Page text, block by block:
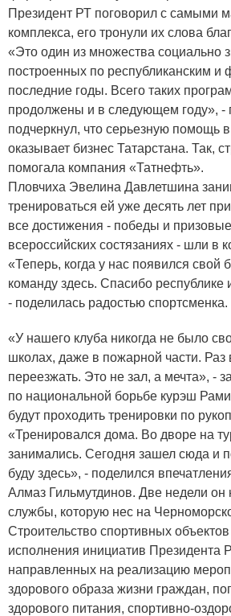
Президент РТ поговорил с самыми
комплекса, его тронули их слова
«Это один из множества социально
построенных по республиканским
последние годы. Всего таких
продолжены и в следующем году»,
подчеркнул, что серьезную помощь
оказывает бизнес Татарстана. Так,
помогала компания «Татнефть».
Пловчиха Эвелина Давлетшина
тренироваться ей уже десять лет
все достижения - победы и
всероссийских состязаниях - шли в
«Теперь, когда у нас появился свой
команду здесь. Спасибо республике
- поделилась радостью спортсменка.
«У нашего клуба никогда не было
школах, даже в пожарной части. Раз
переезжать. Это не зал, а мечта», -
по национальной борьбе курэш
будут проходить тренировки по
«Тренировался дома. Во дворе на
занимались. Сегодня зашел сюда и
буду здесь», - поделился
Алмаз Гильмутдинов. Две недели он
службы, которую нес на
Строительство спортивных
исполнения инициатив Президента
направленных на реализацию
здорового образа жизни граждан,
здорового питания, спортивно-